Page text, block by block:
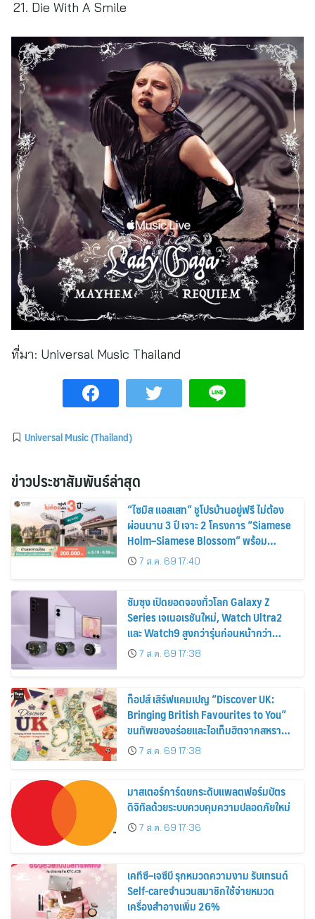
Die With A Smile
ที่มา: Universal Music Thailand
Universal Music (Thailand)
ข่าวประชาสัมพันธ์ล่าสุด
“ไซมิส แอสเสท” ชูโปรบ้านอยู่ฟรี ไม่ต้อง
ผ่อนนาน 3 ปี เจาะ 2 โครงการ “Siamese
Holm–Siamese Blossom” พร้อม
ส่วนลดและสิทธิพิเศษถึง 31 สิงหาคม
2569
7 ส.ค. 69 17:40
ซัมซุง เปิดยอดจองทั่วโลก Galaxy Z
Series เจเนอเรชันใหม่, Watch Ultra2
และ Watch9 สูงกว่ารุ่นก่อนหน้ากว่า
30%7 ส.ค. 69 17:38
ท็อปส์ เสิร์ฟแคมเปญ “Discover UK:
Bringing British Favourites to You”
ขนทัพของอร่อยและไอเท็มฮิตจากสหราช
อาณาจักร ส่งตรงถึงมือตั้งแต่วันนี้ – 18
สิงหาคมนี้
7 ส.ค. 69 17:38
มาสเตอร์การ์ดยกระดับแพลตฟอร์มบัตร
ดิจิทัลด้วยระบบควบคุมความปลอดภัยใหม่
7 ส.ค. 69 17:36
เคทีซี–เจซีบี รุกหมวดความงาม รับเทรนด์
Self-careจำนวนสมาชิกใช้จ่ายหมวด
เครื่องสำอางเพิ่ม 26%